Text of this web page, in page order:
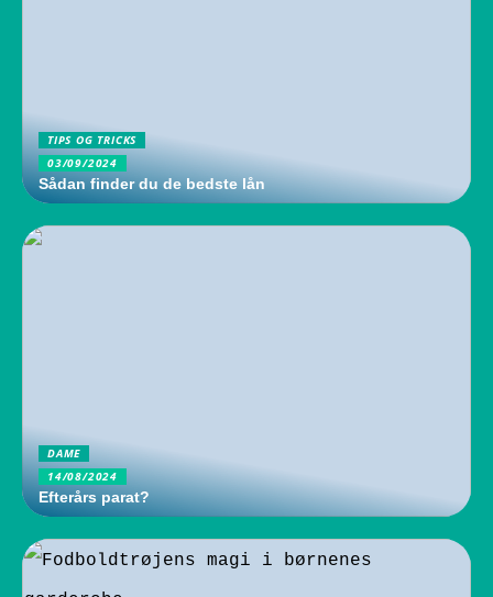
TIPS OG TRICKS
03/09/2024
Sådan finder du de bedste lån
DAME
14/08/2024
Efterårs parat?